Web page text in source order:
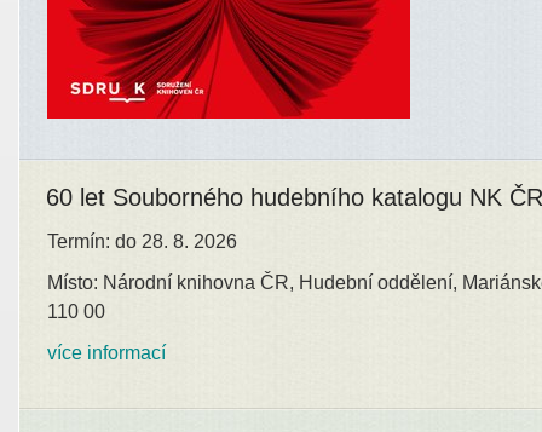
60 let Souborného hudebního katalogu NK ČR
Termín: do 28. 8. 2026
Místo: Národní knihovna ČR, Hudební oddělení,
110 00
více informací